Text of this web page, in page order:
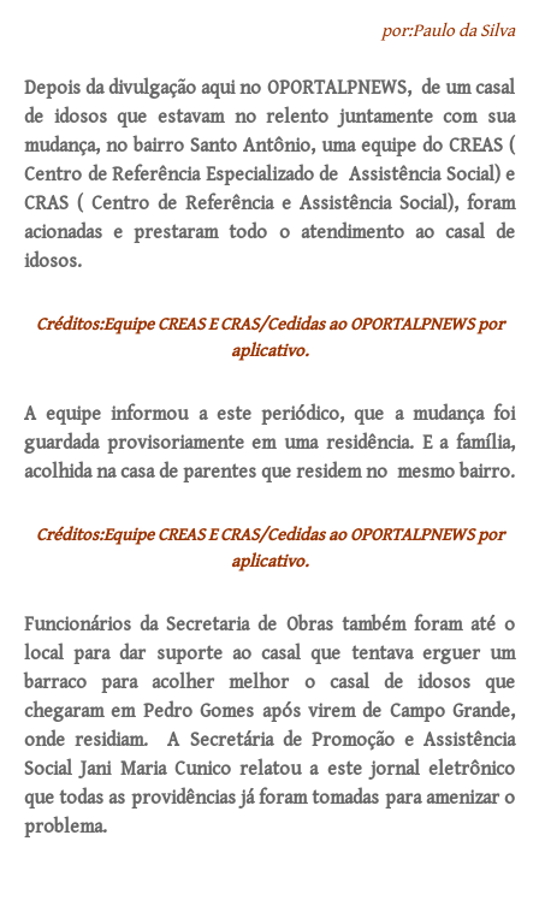
por:Paulo da Silva
Depois da divulgação aqui no OPORTALPNEWS, de um casal
de idosos que estavam no relento juntamente com sua
mudança, no bairro Santo Antônio, uma equipe do CREAS (
Centro de Referência Especializado de Assistência Social) e
CRAS ( Centro de Referência e Assistência Social), foram
acionadas e prestaram todo o atendimento ao casal de
idosos.
Créditos:Equipe CREAS E CRAS/Cedidas ao OPORTALPNEWS por
aplicativo.
A equipe informou a este periódico, que a mudança foi
guardada provisoriamente em uma residência. E a família,
acolhida na casa de parentes que residem no mesmo bairro.
Créditos:Equipe CREAS E CRAS/Cedidas ao OPORTALPNEWS por
aplicativo.
Funcionários da Secretaria de Obras também foram até o
local para dar suporte ao casal que tentava erguer um
barraco para acolher melhor o casal de idosos que
chegaram em Pedro Gomes após virem de Campo Grande,
onde residiam. A Secretária de Promoção e Assistência
Social Jani Maria Cunico relatou a este jornal eletrônico
que todas as providências já foram tomadas para amenizar o
problema.